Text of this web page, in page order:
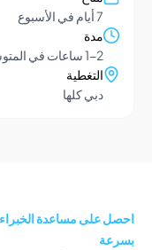
مساعدة الخبراء –